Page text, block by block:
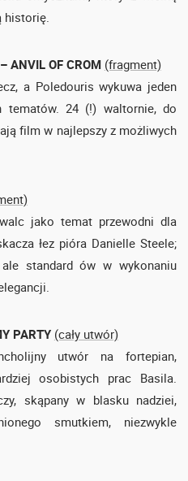
historię.
ANVIL OF CROM (fragment)
a Poledouris wykuwa jeden
tematów. 24 (!) waltornie, do
film w najlepszy z możliwych
jako temat przewodni dla
łez pióra Danielle Steele;
standard ów w wykonaniu
PARTY (cały utwór)
utwór na fortepian,
osobistych prac Basila.
skąpany w blasku nadziei,
smutkiem, niezwykle